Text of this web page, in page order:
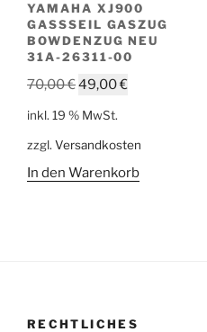
YAMAHA XJ900
GASSSEIL GASZUG
BOWDENZUG NEU
31A-26311-00
70,00€Ursprünglicher
70,00 €
49,00€Aktueller
49,00 €.
inkl. 19 % MwSt.
zzgl. Versandkosten
In den Warenkorb
RECHTLICHES